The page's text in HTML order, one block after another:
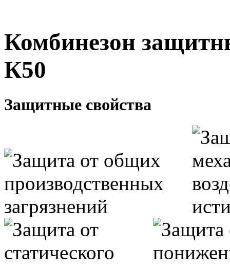
Комбинезон
К50
Защитные свойства